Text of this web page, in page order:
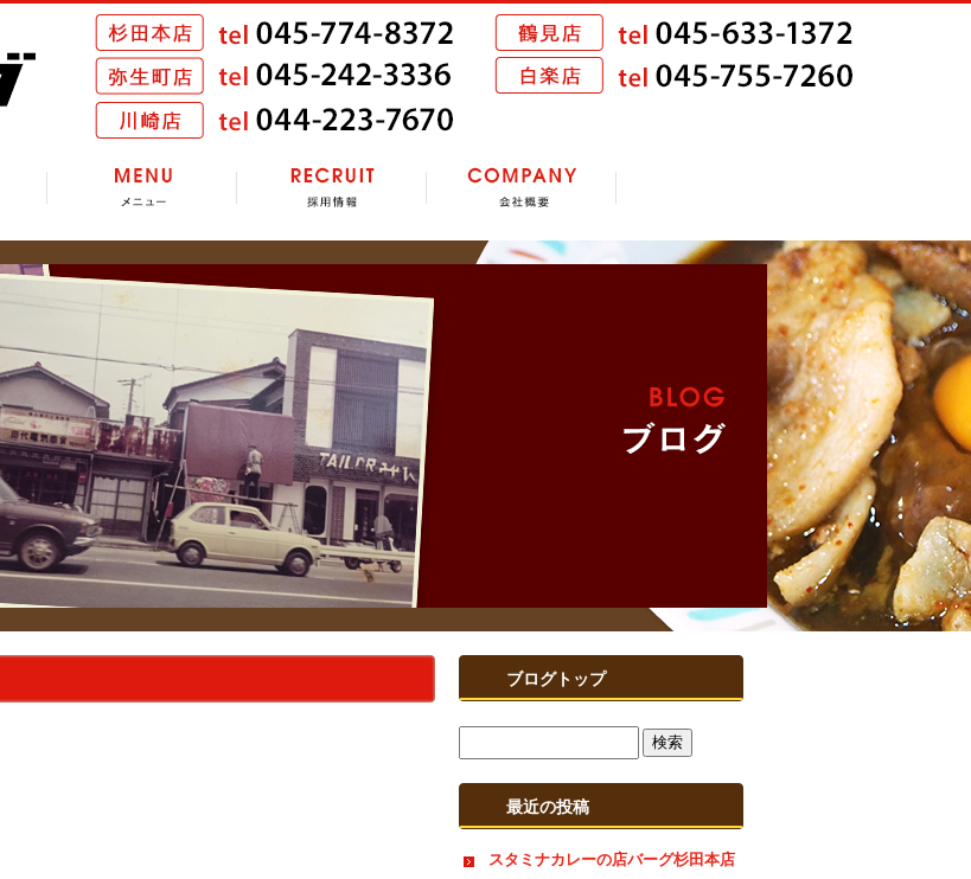
ブログトップ
最近の投稿
スタミナカレーの店バーグ杉田本店